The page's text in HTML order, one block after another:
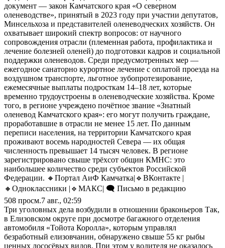
документ — закон Камчатского края «О северном
оленеводстве», принятый в 2023 году при участии депутатов,
Минсельхоза и представителей оленеводческих хозяйств. Он
охватывает широкий спектр вопросов: от научного
сопровождения отрасли (племенная работа, профилактика и
лечение болезней оленей) до подготовки кадров и социальной
поддержки оленеводов. Среди предусмотренных мер —
ежегодное санаторно курортное лечение с оплатой проезда на
воздушном транспорте, льготное зубопротезирование,
ежемесячные выплаты подросткам 14–18 лет, которые
временно трудоустроены в оленеводческие хозяйства. Кроме
того, в регионе учреждено почётное звание «Знатный
оленевод Камчатского края»: его могут получить граждане,
проработавшие в отрасли не менее 15 лет. По данным
переписи населения, на территории Камчатского края
проживают восемь народностей Севера — их общая
численность превышает 14 тысяч человек. В регионе
зарегистрировано свыше трёхсот общин КМНС: это
наибольшее количество среди субъектов Российской
Федерации. 🔸Портал АиФ Камчатка|🔹ВКонтакте |
🔸Одноклассники |🔹MАКС| 🗨️ Письмо в редакцию
508 просм.7 авг., 02:59
Три уголовных дела возбудили в отношении браконьеров Так,
в Елизовском округе при досмотре багажного отделения
автомобиля «Тойота Королла», которым управлял
безработный елизовчанин, обнаружено свыше 55 кг рыбы
ценных лососёвых видов. При этом у водителя не оказалось